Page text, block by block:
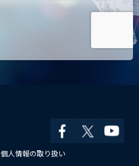
個人情報の取り扱い